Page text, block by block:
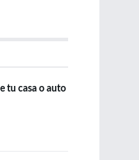
tu casa o auto